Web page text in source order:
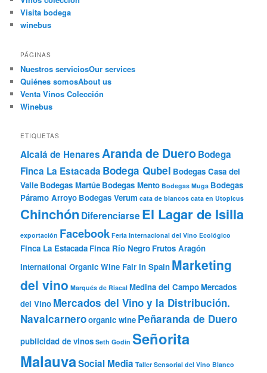
Visita bodega
winebus
PÁGINAS
Nuestros serviciosOur services
Quiénes somosAbout us
Venta Vinos Colección
Winebus
ETIQUETAS
Alcalá de HenaresAranda de DueroBodega
Finca La Estacada Bodega Qubel Bodegas Casa del
Valle Bodegas Martúe Bodegas Mento Bodegas Muga Bodegas
Páramo Arroyo Bodegas Verum cata de blancos cata en Utopicus
Chinchón Diferenciarse El Lagar de Isilla
exportación Facebook Feria Internacional del Vino Ecológico
Finca La Estacada Finca Río Negro Frutos Aragón
International Organic Wine Fair in Spain Marketing
del vino Marqués de Riscal Medina del CampoMercados
del Vino Mercados del Vino y la Distribución.
Navalcarneroorganic wine Peñaranda de Duero
publicidad de vinos Seth Godin Señorita
MalauvaSocial Media Taller Sensorial del Vino Blanco